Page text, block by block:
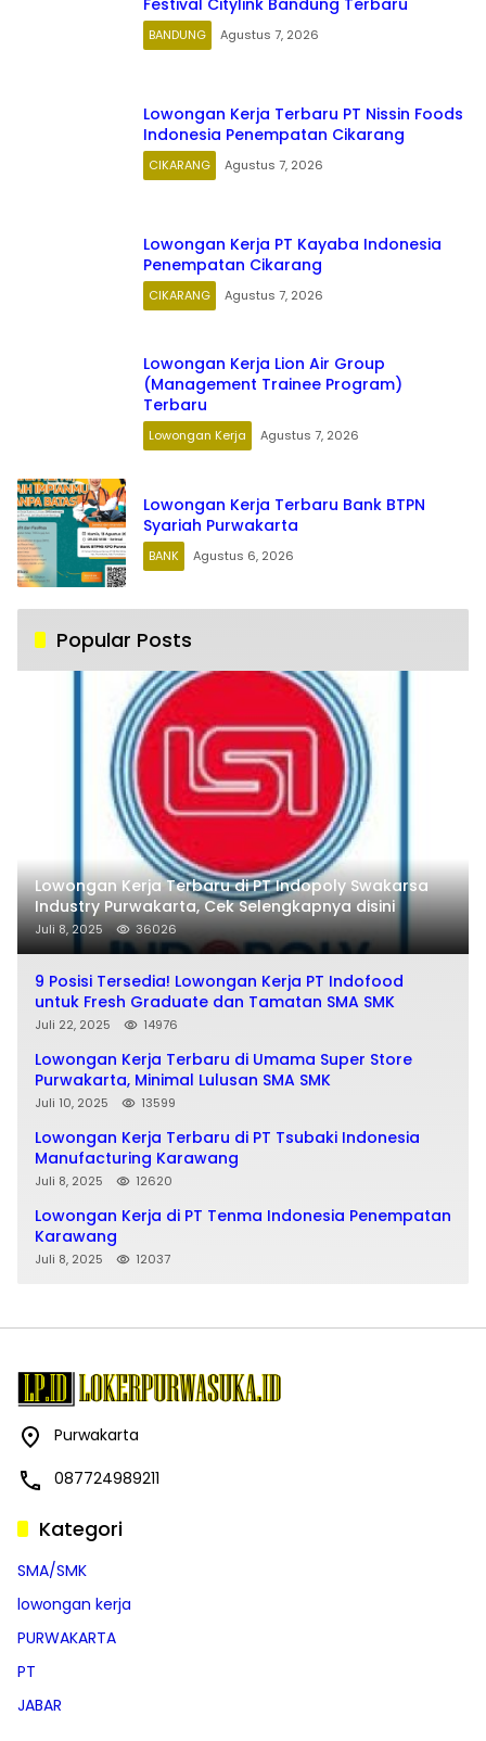
BANDUNG Agustus 7, 2026
Lowongan Kerja Terbaru PT Nissin Foods
Indonesia Penempatan Cikarang
CIKARANG Agustus 7, 2026
Lowongan Kerja PT Kayaba Indonesia
Penempatan Cikarang
CIKARANG Agustus 7, 2026
Lowongan Kerja Lion Air Group
(Management Trainee Program)
Terbaru
Lowongan Kerja Agustus 7, 2026
Lowongan Kerja Terbaru Bank BTPN
Syariah Purwakarta
BANK Agustus 6, 2026
Popular Posts
Lowongan Kerja Terbaru di PT Indopoly Swakarsa
Industry Purwakarta, Cek Selengkapnya disini
Juli 8, 2025 36026
9 Posisi Tersedia! Lowongan Kerja PT Indofood
untuk Fresh Graduate dan Tamatan SMA SMK
Juli 22, 2025 14976
Lowongan Kerja Terbaru di Umama Super Store
Purwakarta, Minimal Lulusan SMA SMK
Juli 10, 2025 13599
Lowongan Kerja Terbaru di PT Tsubaki Indonesia
Manufacturing Karawang
Juli 8, 2025 12620
Lowongan Kerja di PT Tenma Indonesia Penempatan
Karawang
Juli 8, 2025 12037
Purwakarta
087724989211
Kategori
SMA/SMK
lowongan kerja
PURWAKARTA
PT
JABAR